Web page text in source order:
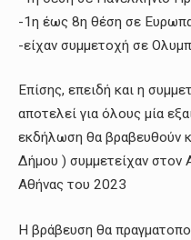
-1η έως 8η θέση σε
-είχαν συμμετοχή σε
Επίσης, επειδή και η
αποτελεί για όλους μία
εκδήλωση θα βραβευθούν
Δήμου ) συμμετείχαν στον
Αθήνας του 2023
Η βράβευση θα